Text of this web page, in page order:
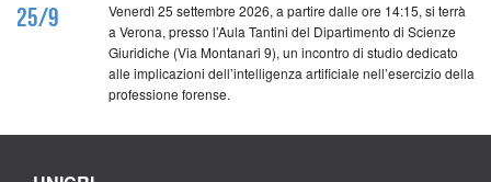
25/9
Venerdì 25 settembre 2026, a partire dalle ore 14:15, si terrà
a Verona, presso l’Aula Tantini del Dipartimento di Scienze
Giuridiche (Via Montanari 9), un incontro di studio dedicato
alle implicazioni dell’intelligenza artificiale nell’esercizio della
professione forense.